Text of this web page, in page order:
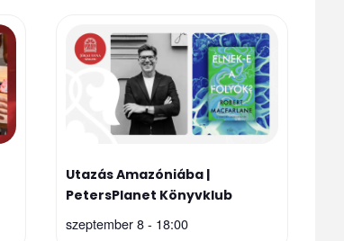
Utazás Amazóniába |
PetersPlanet Könyvklub
szeptember 8 - 18:00